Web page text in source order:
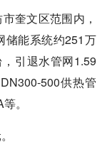
奎文区范围内，
储能系统约251万
引退水管网1.59
500供热管
。